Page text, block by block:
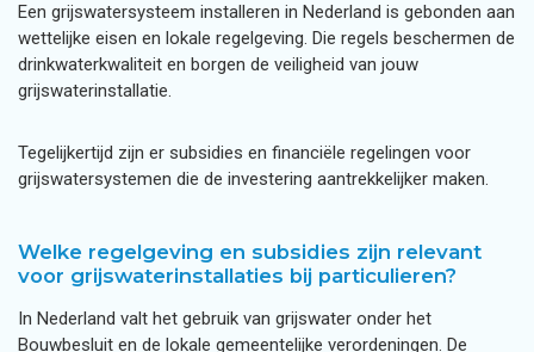
Een grijswatersysteem installeren in Nederland is gebonden aan
wettelijke eisen en lokale regelgeving. Die regels beschermen de
drinkwaterkwaliteit en borgen de veiligheid van jouw
grijswaterinstallatie.
Tegelijkertijd zijn er subsidies en financiële regelingen voor
grijswatersystemen die de investering aantrekkelijker maken.
Welke regelgeving en subsidies zijn relevant
voor grijswaterinstallaties bij particulieren?
In Nederland valt het gebruik van grijswater onder het
Bouwbesluit en de lokale gemeentelijke verordeningen. De